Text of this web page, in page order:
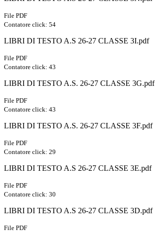
File PDF
Contatore click: 54
LIBRI DI TESTO A.S 26-27 CLASSE 3I.pdf
File PDF
Contatore click: 43
LIBRI DI TESTO A.S. 26-27 CLASSE 3G.pdf
File PDF
Contatore click: 43
LIBRI DI TESTO A.S. 26-27 CLASSE 3F.pdf
File PDF
Contatore click: 29
LIBRI DI TESTO A.S 26-27 CLASSE 3E.pdf
File PDF
Contatore click: 30
LIBRI DI TESTO A.S 26-27 CLASSE 3D.pdf
File PDF